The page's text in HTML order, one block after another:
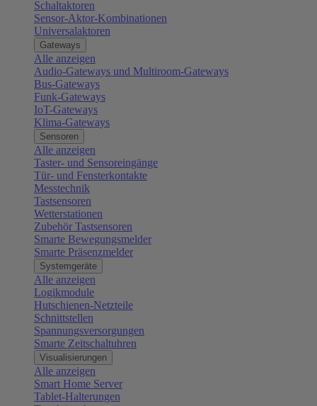
Schaltaktoren
Sensor-Aktor-Kombinationen
Universalaktoren
Gateways
Alle anzeigen
Audio-Gateways und Multiroom-Gateways
Bus-Gateways
Funk-Gateways
IoT-Gateways
Klima-Gateways
Sensoren
Alle anzeigen
Taster- und Sensoreingänge
Tür- und Fensterkontakte
Messtechnik
Tastsensoren
Wetterstationen
Zubehör Tastsensoren
Smarte Bewegungsmelder
Smarte Präsenzmelder
Systemgeräte
Alle anzeigen
Logikmodule
Hutschienen-Netzteile
Schnittstellen
Spannungsversorgungen
Smarte Zeitschaltuhren
Visualisierungen
Alle anzeigen
Smart Home Server
Tablet-Halterungen